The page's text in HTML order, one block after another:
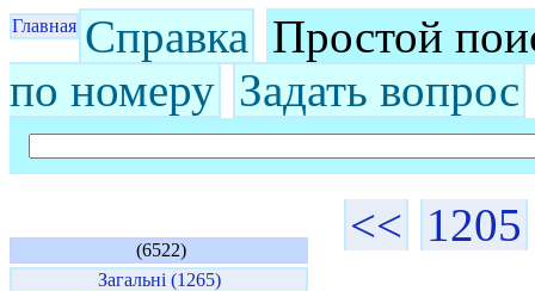
Главная Справка Простой
по номеру Задать вопрос
(6522)
Загальні (1265)
<< 1205